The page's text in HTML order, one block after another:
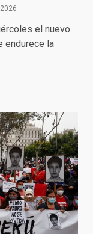
el nuevo
endurece la